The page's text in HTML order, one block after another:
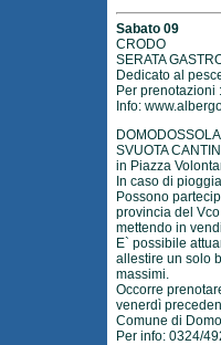
Sabato 09
CRODO
SERATA
Dedicato al
Per prenotazioni
Info:
DOMODOSSOLA
SVUOTA
in Piazza
In caso di
Possono
provincia del
mettendo in
E` possibile
allestire un solo
massimi.
Occorre
venerdì
Comune di
Per info: 0324/